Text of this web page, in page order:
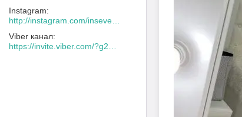
Instagram
Viber канал